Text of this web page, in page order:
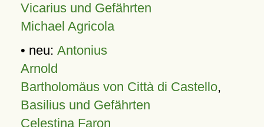
Vicarius und Gefährten
Michael Agricola
• neu: Antonius
Arnold
Bartholomäus von Città di Castello,
Basilius und Gefährten
Celestina Faron